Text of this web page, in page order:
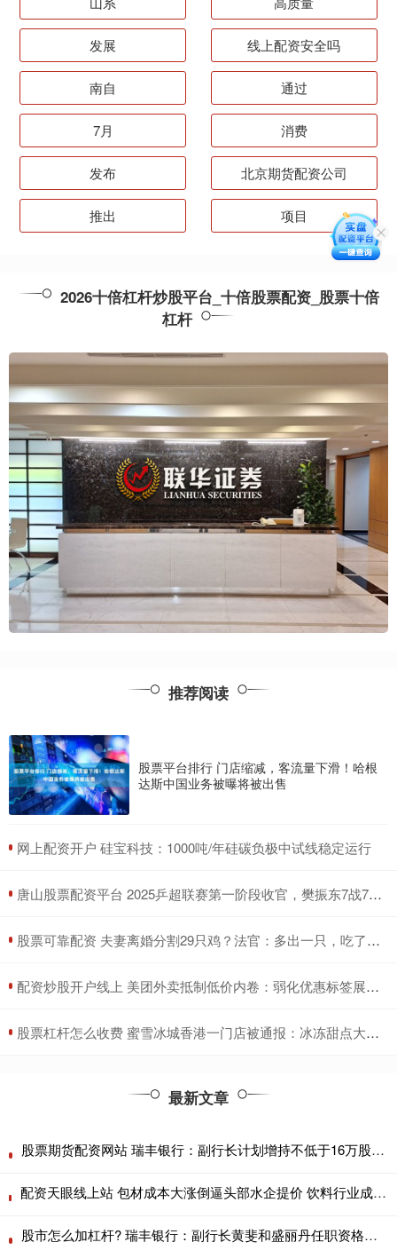
发展 线上配资安全吗
南自 通过
7月 消费
发布 北京期货配资公司
推出 项目
2026十倍杠杆炒股平台_十倍股票配资_股票十倍
杠杆
推荐阅读
股票平台排行 门店缩减，客流量下滑！哈根
达斯中国业务被曝将被出售
​网上配资开户 硅宝科技：1000吨/年硅碳负极中试线稳定运行
​唐山股票配资平台 2025乒超联赛第一阶段收官，樊振东7战7胜、王楚钦打出5个3：0
​股票可靠配资 夫妻离婚分割29只鸡？法官：多出一只，吃了再离
​配资炒股开户线上 美团外卖抵制低价内卷：弱化优惠标签展示、设置营销超支预警
​股票杠杆怎么收费 蜜雪冰城香港一门店被通报：冰冻甜点大肠菌群超标70%
最新文章
股票期货配资网站 瑞丰银行：副行长计划增持不低于16万股A股
配资天眼线上站 包材成本大涨倒逼头部水企提价 饮料行业成本压力再凸显
股市怎么加杠杆? 瑞丰银行：副行长黄斐和盛丽丹任职资格已获核准